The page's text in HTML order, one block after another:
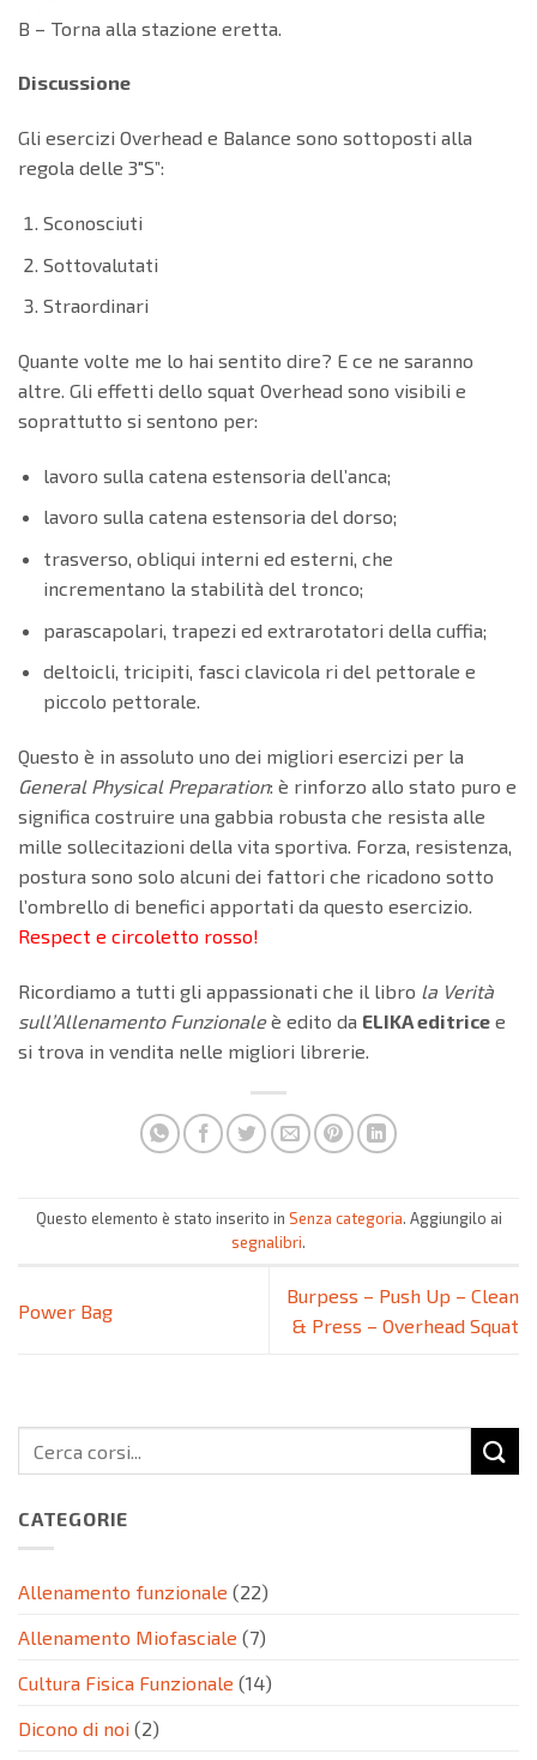
B – Torna alla stazione eretta.
Discussione
Gli esercizi Overhead e Balance sono sottoposti alla
regola delle 3″S”:
Sconosciuti
Sottovalutati
Straordinari
Quante volte me lo hai sentito dire? E ce ne saranno
altre. Gli effetti dello squat Overhead sono visibili e
soprattutto si sentono per:
lavoro sulla catena estensoria dell’anca;
lavoro sulla catena estensoria del dorso;
trasverso, obliqui interni ed esterni, che
incrementano la stabilità del tronco;
parascapolari, trapezi ed extrarotatori della cuffia;
deltoicli, tricipiti, fasci clavicola ri del pettorale e
piccolo pettorale.
Questo è in assoluto uno dei migliori esercizi per la
General Physical Preparation: è rinforzo allo stato puro e
significa costruire una gabbia robusta che resista alle
mille sollecitazioni della vita sportiva. Forza, resistenza,
postura sono solo alcuni dei fattori che ricadono sotto
l’ombrello di benefici apportati da questo esercizio.
Respect e circoletto rosso!
Ricordiamo a tutti gli appassionati che il libro la Verità
sull’Allenamento Funzionaleè edito da ELIKA editrice e
si trova in vendita nelle migliori librerie.
Questo elemento è stato inserito in Senza categoria. Aggiungilo ai
segnalibri.
Power Bag
Burpess – Push Up – Clean
& Press – Overhead Squat
CATEGORIE
Allenamento funzionale (22)
Allenamento Miofasciale (7)
Cultura Fisica Funzionale (14)
Dicono di noi (2)